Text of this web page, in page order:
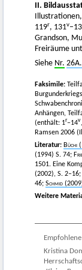
II.
119r, 131v
Grandson,
Freiräume
Siehe Nr.
Faksimile:
Anhängen,
(enthält: 1r–14v
Ramsen 2006
Literatur: Büchi
(1994) S. 74;
1501. Eine
(2002), S. 2–16;
46; Schmid
Weitere
Kristina